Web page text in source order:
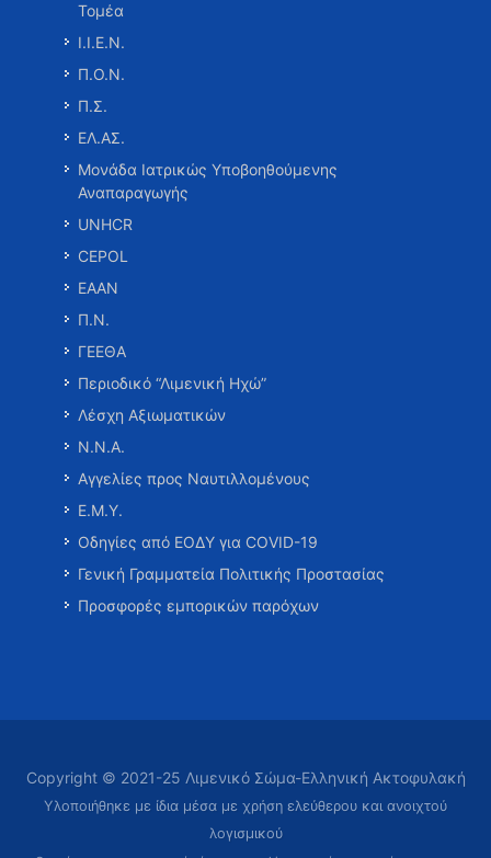
Τομέα
Ι.Ι.Ε.Ν.
Π.Ο.Ν.
Π.Σ.
ΕΛ.ΑΣ.
Μονάδα Ιατρικώς Υποβοηθούμενης
Αναπαραγωγής
UNHCR
CEPOL
ΕΑΑΝ
Π.Ν.
ΓΕΕΘΑ
Περιοδικό “Λιμενική Ηχώ”
Λέσχη Αξιωματικών
Ν.Ν.Α.
Αγγελίες προς Ναυτιλλομένους
Ε.Μ.Υ.
Οδηγίες από ΕΟΔΥ για COVID-19
Γενική Γραμματεία Πολιτικής Προστασίας
Προσφορές εμπορικών παρόχων
Copyright © 2021-25 Λιμενικό Σώμα-Ελληνική Ακτοφυλακή
Υλοποιήθηκε με ίδια μέσα με χρήση ελεύθερου και ανοιχτού
λογισμικού